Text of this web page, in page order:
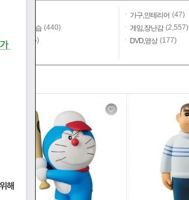
가구,인테리어 (47)
악기,취미,학습 (440) 게임,장난감 (2,557)
CD,음악 (35) DVD,영상 (177)